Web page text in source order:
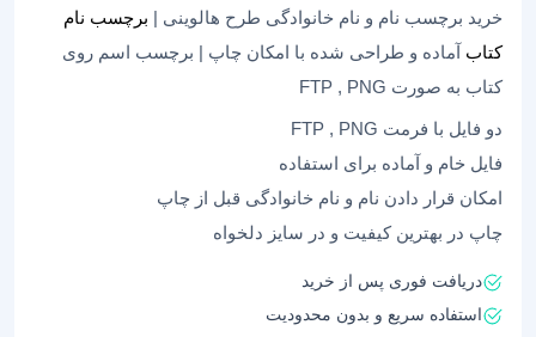
خرید برچسب نام و نام خانوادگی طرح هالوینی | برچسب نام
کتاب آماده و طراحی شده با امکان چاپ | برچسب اسم روی
کتاب به صورت FTP , PNG
دو فایل با فرمت FTP , PNG
فایل خام و آماده برای استفاده
امکان قرار دادن نام و نام خانوادگی قبل از چاپ
چاپ در بهترین کیفیت و در سایز دلخواه
دریافت فوری پس از خرید
استفاده سریع و بدون محدودیت